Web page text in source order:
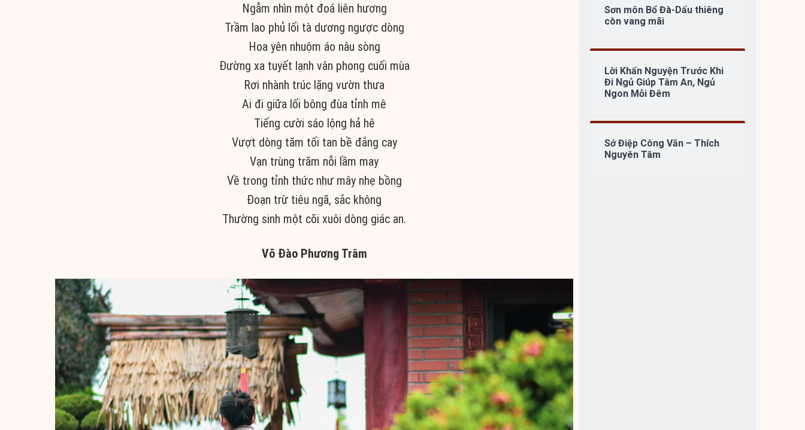
Ngẫm nhìn một đoá liên hương
Trầm lao phủ lối tà dương ngược dòng
Hoa yên nhuộm áo nâu sòng
Đường xa tuyết lạnh vân phong cuối mùa
Rơi nhành trúc lặng vườn thưa
Ai đi giữa lối bông đùa tỉnh mê
Tiếng cười sáo lộng hả hê
Vượt dòng tăm tối tan bề đắng cay
Vạn trùng trăm nỗi lầm may
Về trong tỉnh thức như mây nhẹ bồng
Đoạn trừ tiêu ngã, sắc không
Thường sinh một cõi xuôi dòng giác an.
Võ Đào Phương Trâm
Sơn môn Bổ Đà-Dấu thiêng
còn vang mãi
Lời Khấn Nguyện Trước Khi
Đi Ngủ Giúp Tâm An, Ngủ
Ngon Mỗi Đêm
Sớ Điệp Công Văn – Thích
Nguyên Tâm